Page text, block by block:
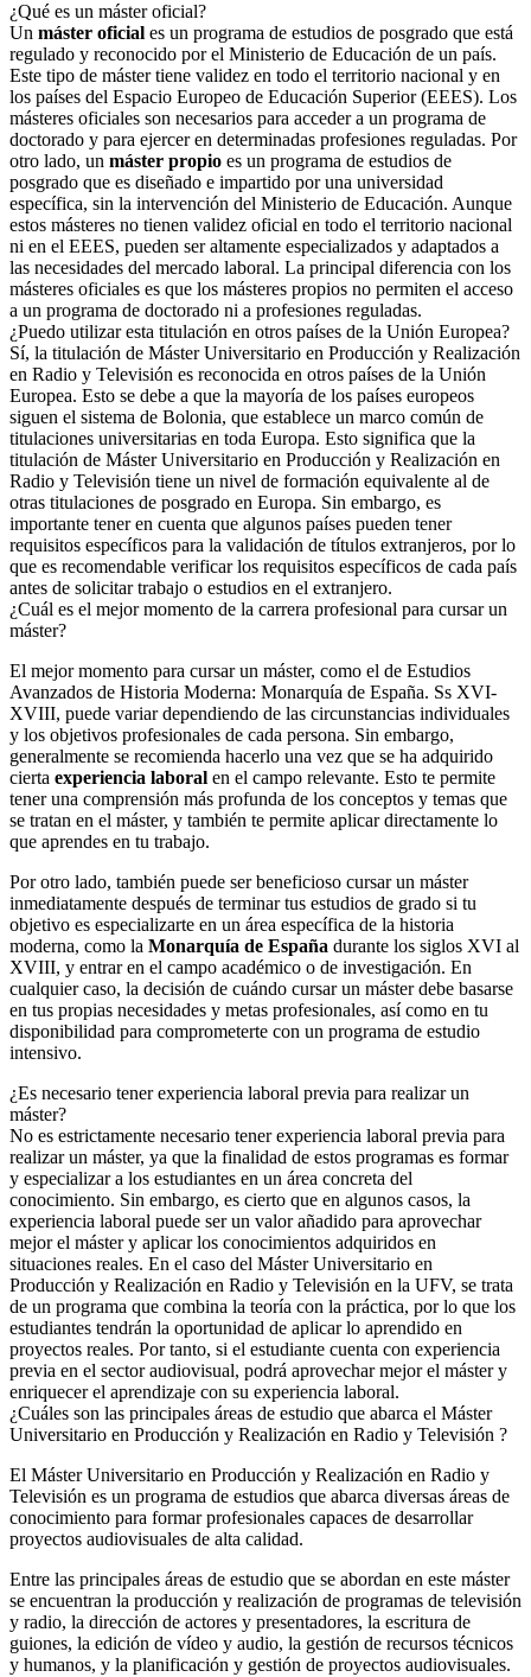
¿Qué es un máster oficial?
Un máster oficial es un programa de estudios de posgrado que está
regulado y reconocido por el Ministerio de Educación de un país.
Este tipo de máster tiene validez en todo el territorio nacional y en
los países del Espacio Europeo de Educación Superior (EEES). Los
másteres oficiales son necesarios para acceder a un programa de
doctorado y para ejercer en determinadas profesiones reguladas. Por
otro lado, un máster propio es un programa de estudios de
posgrado que es diseñado e impartido por una universidad
específica, sin la intervención del Ministerio de Educación. Aunque
estos másteres no tienen validez oficial en todo el territorio nacional
ni en el EEES, pueden ser altamente especializados y adaptados a
las necesidades del mercado laboral. La principal diferencia con los
másteres oficiales es que los másteres propios no permiten el acceso
a un programa de doctorado ni a profesiones reguladas.
¿Puedo utilizar esta titulación en otros países de la Unión Europea?
Sí, la titulación de Máster Universitario en Producción y Realización
en Radio y Televisión es reconocida en otros países de la Unión
Europea. Esto se debe a que la mayoría de los países europeos
siguen el sistema de Bolonia, que establece un marco común de
titulaciones universitarias en toda Europa. Esto significa que la
titulación de Máster Universitario en Producción y Realización en
Radio y Televisión tiene un nivel de formación equivalente al de
otras titulaciones de posgrado en Europa. Sin embargo, es
importante tener en cuenta que algunos países pueden tener
requisitos específicos para la validación de títulos extranjeros, por lo
que es recomendable verificar los requisitos específicos de cada país
antes de solicitar trabajo o estudios en el extranjero.
¿Cuál es el mejor momento de la carrera profesional para cursar un
máster?
El mejor momento para cursar un máster, como el de Estudios
Avanzados de Historia Moderna: Monarquía de España. Ss XVI-
XVIII, puede variar dependiendo de las circunstancias individuales
y los objetivos profesionales de cada persona. Sin embargo,
generalmente se recomienda hacerlo una vez que se ha adquirido
cierta experiencia laboral en el campo relevante. Esto te permite
tener una comprensión más profunda de los conceptos y temas que
se tratan en el máster, y también te permite aplicar directamente lo
que aprendes en tu trabajo.
Por otro lado, también puede ser beneficioso cursar un máster
inmediatamente después de terminar tus estudios de grado si tu
objetivo es especializarte en un área específica de la historia
moderna, como la Monarquía de España durante los siglos XVI al
XVIII, y entrar en el campo académico o de investigación. En
cualquier caso, la decisión de cuándo cursar un máster debe basarse
en tus propias necesidades y metas profesionales, así como en tu
disponibilidad para comprometerte con un programa de estudio
intensivo.
¿Es necesario tener experiencia laboral previa para realizar un
máster?
No es estrictamente necesario tener experiencia laboral previa para
realizar un máster, ya que la finalidad de estos programas es formar
y especializar a los estudiantes en un área concreta del
conocimiento. Sin embargo, es cierto que en algunos casos, la
experiencia laboral puede ser un valor añadido para aprovechar
mejor el máster y aplicar los conocimientos adquiridos en
situaciones reales. En el caso del Máster Universitario en
Producción y Realización en Radio y Televisión en la UFV, se trata
de un programa que combina la teoría con la práctica, por lo que los
estudiantes tendrán la oportunidad de aplicar lo aprendido en
proyectos reales. Por tanto, si el estudiante cuenta con experiencia
previa en el sector audiovisual, podrá aprovechar mejor el máster y
enriquecer el aprendizaje con su experiencia laboral.
¿Cuáles son las principales áreas de estudio que abarca el Máster
Universitario en Producción y Realización en Radio y Televisión ?
El Máster Universitario en Producción y Realización en Radio y
Televisión es un programa de estudios que abarca diversas áreas de
conocimiento para formar profesionales capaces de desarrollar
proyectos audiovisuales de alta calidad.
Entre las principales áreas de estudio que se abordan en este máster
se encuentran la producción y realización de programas de televisión
y radio, la dirección de actores y presentadores, la escritura de
guiones, la edición de vídeo y audio, la gestión de recursos técnicos
y humanos, y la planificación y gestión de proyectos audiovisuales.